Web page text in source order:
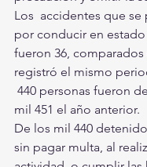
Los  accidentes que se
por conducir en
fueron 36, comparados
registró el mismo
440 personas fueron
mil 451 el año anterior.
De los mil 440
sin pagar multa, al